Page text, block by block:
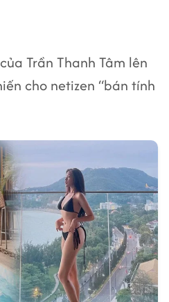
Trần Thanh Tâm lên
cho netizen “bán tính